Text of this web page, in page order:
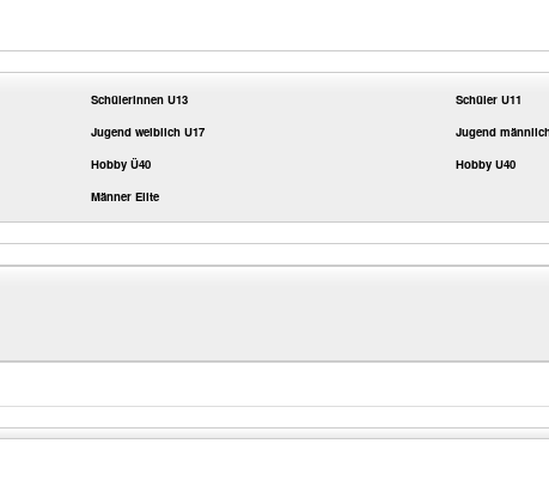
Schülerinnen U13
Schüler U11
Jugend weiblich U17
Jugend
Hobby Ü40
Hobby U40
Männer Elite